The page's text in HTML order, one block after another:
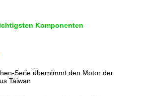
Komponenten
Serie übernimmt den Motor der
Taiwan